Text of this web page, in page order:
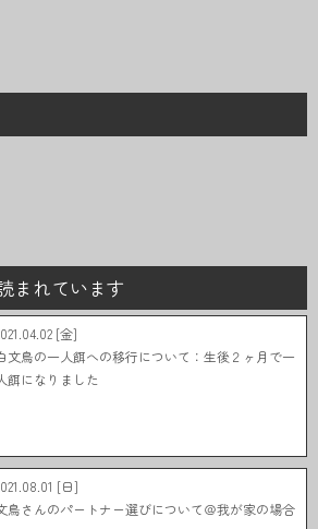
まれています
[金]
文鳥の一人餌への移行について：生後２ヶ月で一
餌になりました
[日]
鳥さんのパートナー選びについて＠我が家の場合